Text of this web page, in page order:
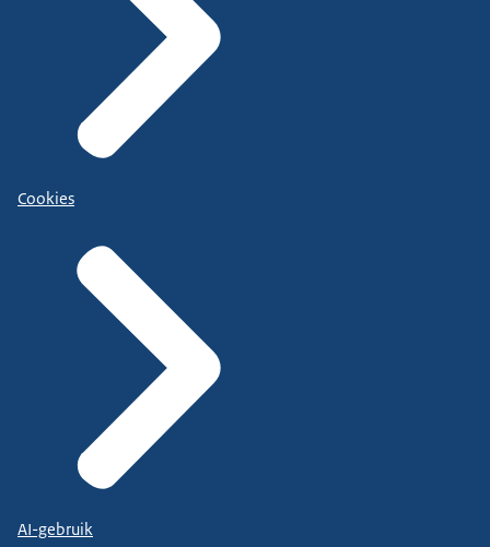
Cookies
AI-gebruik